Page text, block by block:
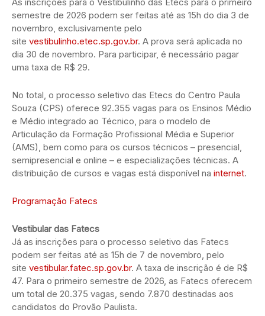
semestre de 2026 podem ser feitas até as 15h do dia 3 de
novembro, exclusivamente pelo
site vestibulinho.etec.sp.gov.br. A prova será aplicada no
dia 30 de novembro. Para participar, é necessário pagar
uma taxa de R$ 29.
No total, o processo seletivo das Etecs do Centro Paula
Souza (CPS) oferece 92.355 vagas para os Ensinos Médio
e Médio integrado ao Técnico, para o modelo de
Articulação da Formação Profissional Média e Superior
(AMS), bem como para os cursos técnicos – presencial,
semipresencial e online – e especializações técnicas. A
distribuição de cursos e vagas está disponível na internet.
Programação Fatecs
Vestibular das Fatecs
Já as inscrições para o processo seletivo das Fatecs
podem ser feitas até as 15h de 7 de novembro, pelo
site vestibular.fatec.sp.gov.br. A taxa de inscrição é de R$
47. Para o primeiro semestre de 2026, as Fatecs oferecem
um total de 20.375 vagas, sendo 7.870 destinadas aos
candidatos do Provão Paulista.